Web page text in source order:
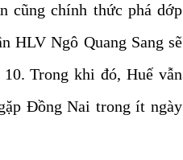
cũng chính thức phá dớp
HLV Ngô Quang Sang sẽ
Trong khi đó, Huế vẫn
Đồng Nai trong ít ngày